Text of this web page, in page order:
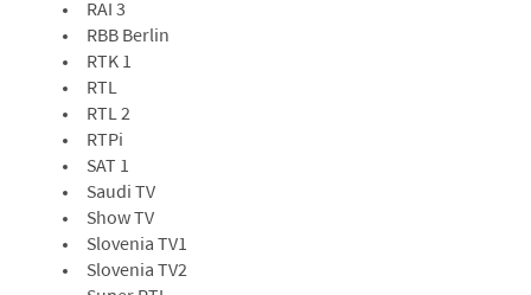
RAI 3
RBB Berlin
RTK 1
RTL
RTL 2
RTPi
SAT 1
Saudi TV
Show TV
Slovenia TV1
Slovenia TV2